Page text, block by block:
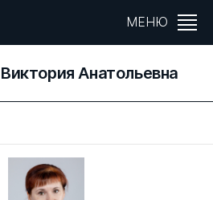
МЕНЮ
Анатольевна